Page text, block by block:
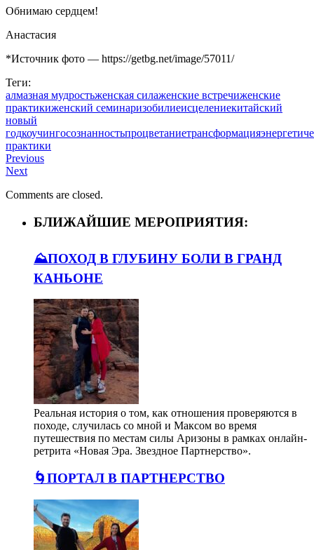
Обнимаю сердцем!
Анастасия
*Источник фото — https://getbg.net/image/57011/
Теги:
алмазная мудростьженская силаженские встречиженские
практикиженский семинаризобилиеисцелениекитайский
новый
годкоучингосознанностьпроцветаниетрансформация
практики
Previous
Next
Comments are closed.
БЛИЖАЙШИЕ МЕРОПРИЯТИЯ:
⛰️ПОХОД В ГЛУБИНУ БОЛИ В ГРАНД
КАНЬОНЕ
Реальная история о том, как отношения проверяются в
походе, случилась со мной и Максом во время
путешествия по местам силы Аризоны в рамках онлайн-
ретрита «Новая Эра. Звездное Партнерство».
🌀ПОРТАЛ В ПАРТНЕРСТВО